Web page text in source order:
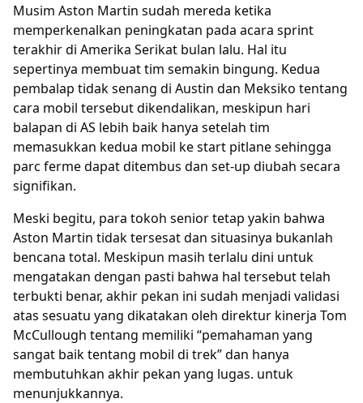
Musim Aston Martin sudah mereda ketika
memperkenalkan peningkatan pada acara sprint
terakhir di Amerika Serikat bulan lalu. Hal itu
sepertinya membuat tim semakin bingung. Kedua
pembalap tidak senang di Austin dan Meksiko tentang
cara mobil tersebut dikendalikan, meskipun hari
balapan di AS lebih baik hanya setelah tim
memasukkan kedua mobil ke start pitlane sehingga
parc ferme dapat ditembus dan set-up diubah secara
signifikan.
Meski begitu, para tokoh senior tetap yakin bahwa
Aston Martin tidak tersesat dan situasinya bukanlah
bencana total. Meskipun masih terlalu dini untuk
mengatakan dengan pasti bahwa hal tersebut telah
terbukti benar, akhir pekan ini sudah menjadi validasi
atas sesuatu yang dikatakan oleh direktur kinerja Tom
McCullough tentang memiliki “pemahaman yang
sangat baik tentang mobil di trek” dan hanya
membutuhkan akhir pekan yang lugas. untuk
menunjukkannya.